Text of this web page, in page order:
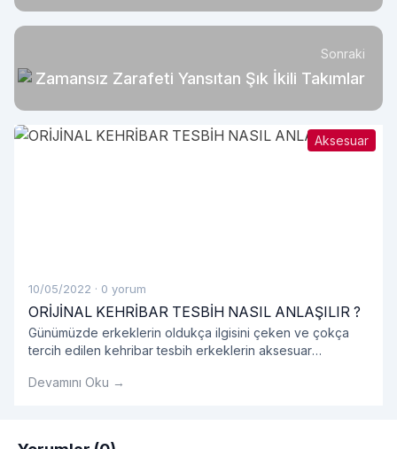
Sonraki
Zamansız Zarafeti Yansıtan Şık İkili Takımlar
Aksesuar
10/05/2022 · 0 yorum
ORİJİNAL KEHRİBAR TESBİH NASIL ANLAŞILIR ?
Günümüzde erkeklerin oldukça ilgisini çeken ve çokça
tercih edilen kehribar tesbih erkeklerin aksesuar
Genellikle hediyelik olarak alınan kehribar tesbih
Devamını Oku →